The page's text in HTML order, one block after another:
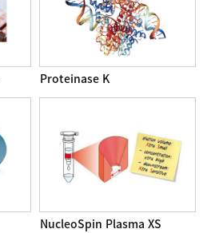
Proteinase K
NucleoSpin Plasma XS